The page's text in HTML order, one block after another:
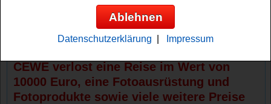
Gewinner gezogen? Auf jeden Fall drücken wir schon
einmal fest die Daumen für dieses tolle CEWE
Gewinnspiel!
CEWE verlost eine Reise im Wert von
10000 Euro, eine Fotoausrüstung und
Fotoprodukte sowie viele weitere Preise
Ablehnen
Datenschutzerklärung Impressum